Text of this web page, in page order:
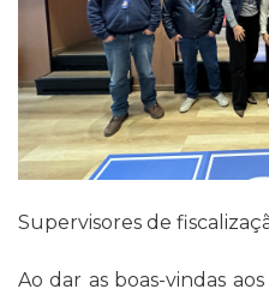
Supervisores de
Ao dar as boas-vindas